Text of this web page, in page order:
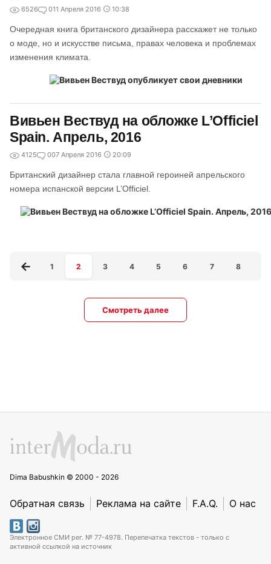
6526 011 Апреля 2016 10:38
Очередная книга британского дизайнера расскажет не только
о моде, но и искусстве письма, правах человека и проблемах
изменения климата.
Вивьен Вествуд на обложке L’Officiel
Spain. Апрель, 2016
4125 007 Апреля 2016 20:09
Британский дизайнер стала главной героиней апрельского
номера испанской версии L’Officiel.
1 2 3 4 5 6 7 8
Смотреть далее
Dima Babushkin © 2000 - 2026
Обратная связь Реклама на сайте F.A.Q. О нас
Электронное СМИ рег. № 77-4978. Перепечатка текстов - только с
активной ссылкой на источник